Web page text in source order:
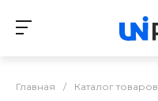
Главная / Каталог товаров